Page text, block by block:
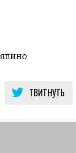
ТВИТНУТЬ